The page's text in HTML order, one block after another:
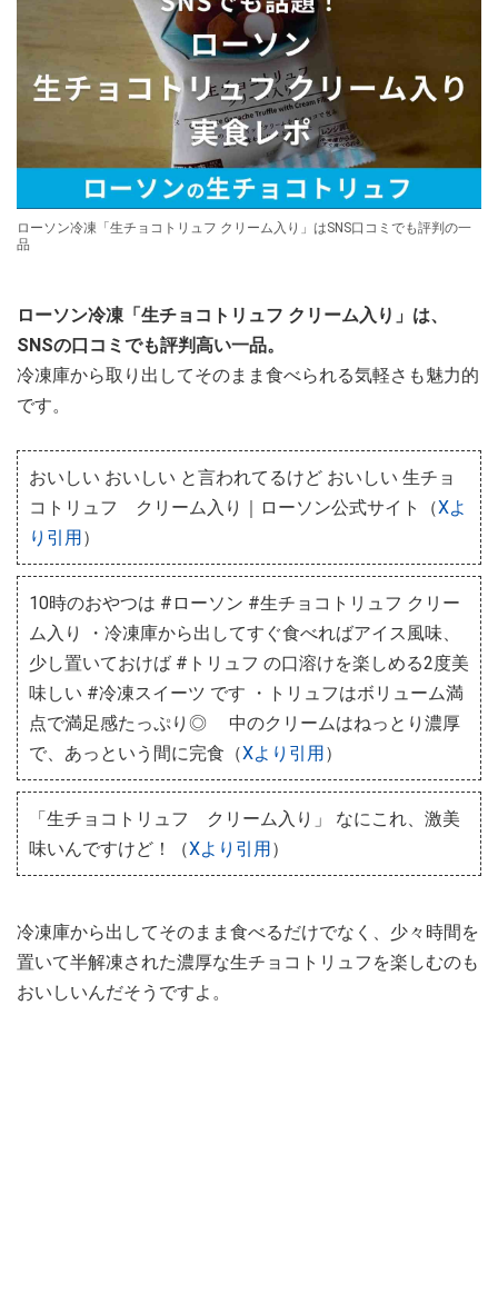
ローソン冷凍「生チョコトリュフ クリーム入り」はSNS口コミでも評判の一
品
ローソン冷凍「生チョコトリュフ クリーム入り」は、
SNSの口コミでも評判高い一品。
冷凍庫から取り出してそのまま食べられる気軽さも魅力的
です。
おいしい おいしい と言われてるけど おいしい 生チョ
コトリュフ クリーム入り｜ローソン公式サイト（Xよ
り引用）
10時のおやつは #ローソン #生チョコトリュフ クリー
ム入り ・冷凍庫から出してすぐ食べればアイス風味、
少し置いておけば #トリュフ の口溶けを楽しめる2度美
味しい #冷凍スイーツ です ・トリュフはボリューム満
点で満足感たっぷり◎ 中のクリームはねっとり濃厚
で、あっという間に完食（Xより引用）
「生チョコトリュフ クリーム入り」 なにこれ、激美
味いんですけど！（Xより引用）
冷凍庫から出してそのまま食べるだけでなく、少々時間を
置いて半解凍された濃厚な生チョコトリュフを楽しむのも
おいしいんだそうですよ。